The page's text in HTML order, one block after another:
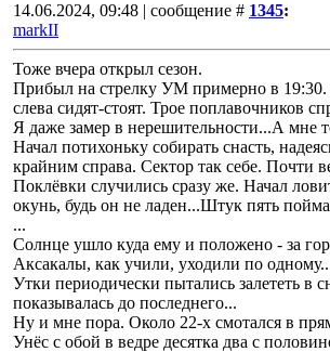
14.06.2024, 09:48 | сообщение # 1345:
markII
Тоже вчера открыл сезон.
Прибыл на стрелку УМ примерно в 19:30.
слева сидят-стоят. Трое поплавочников
Я даже замер в нерешительности...А мне
Начал потихоньку собирать снасть,
крайним справа. Сектор так себе. Почти
Поклёвки случились сразу же. Начал
окунь, будь он не ладен...Штук пять
...
Солнце ушло куда ему и положено - за
Аксакалы, как учили, уходили по
Утки периодически пытались залететь в
показывалась до последнего...
Ну и мне пора. Около 22-х смотался в
Унёс с обой в ведре десятка два с